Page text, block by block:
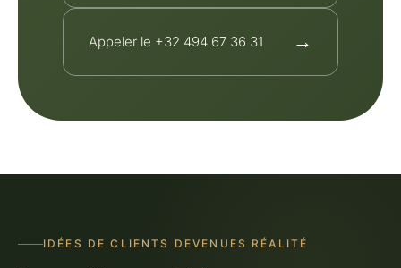
Appeler le +32 494 67 36 31 →
IDÉES DE CLIENTS DEVENUES RÉALITÉ